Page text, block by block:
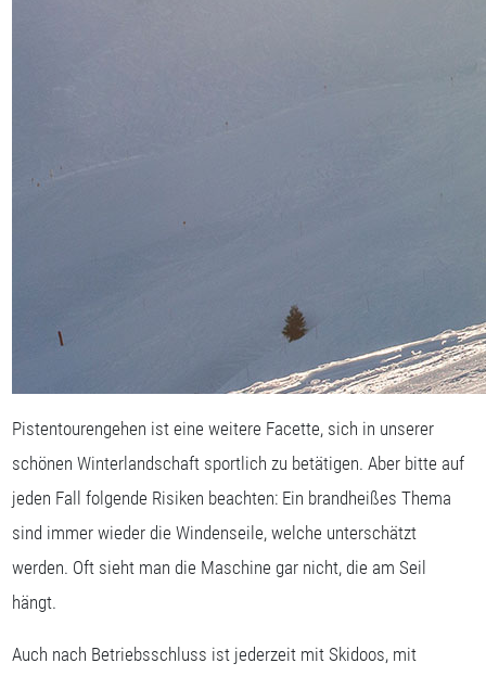
Pistentourengehen ist eine weitere Facette, sich in unserer
schönen Winterlandschaft sportlich zu betätigen. Aber bitte auf
jeden Fall folgende Risiken beachten: Ein brandheißes Thema
sind immer wieder die Windenseile, welche unterschätzt
werden. Oft sieht man die Maschine gar nicht, die am Seil
hängt.
Auch nach Betriebsschluss ist jederzeit mit Skidoos, mit